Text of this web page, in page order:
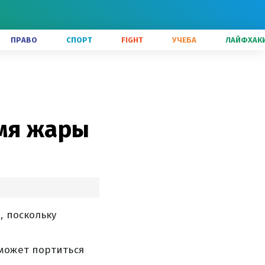
ПРАВО СПОРТ FIGHT УЧЕБА
жары
портиться